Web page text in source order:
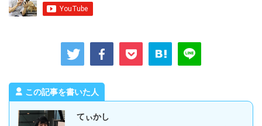
この記事を書いた人
てぃかし